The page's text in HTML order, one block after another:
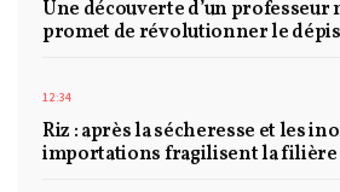
Une découverte d’un professeur
promet de révolutionner le
12:34
Riz : après la sécheresse et les
importations fragilisent la filière